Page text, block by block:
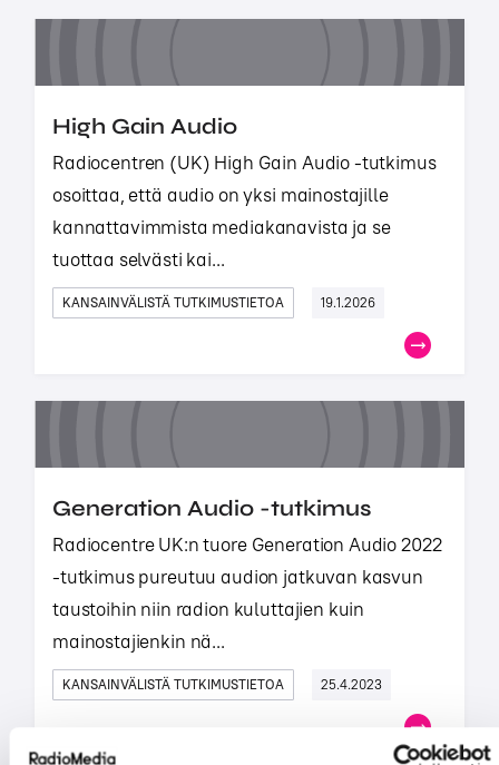
High Gain Audio
Radiocentren (UK) High Gain Audio -tutkimus
osoittaa, että audio on yksi mainostajille
kannattavimmista mediakanavista ja se
tuottaa selvästi kai...
KANSAINVÄLISTÄ TUTKIMUSTIETOA 19.1.2026
Generation Audio -tutkimus
Radiocentre UK:n tuore Generation Audio 2022
-tutkimus pureutuu audion jatkuvan kasvun
taustoihin niin radion kuluttajien kuin
mainostajienkin nä...
KANSAINVÄLISTÄ TUTKIMUSTIETOA 25.4.2023